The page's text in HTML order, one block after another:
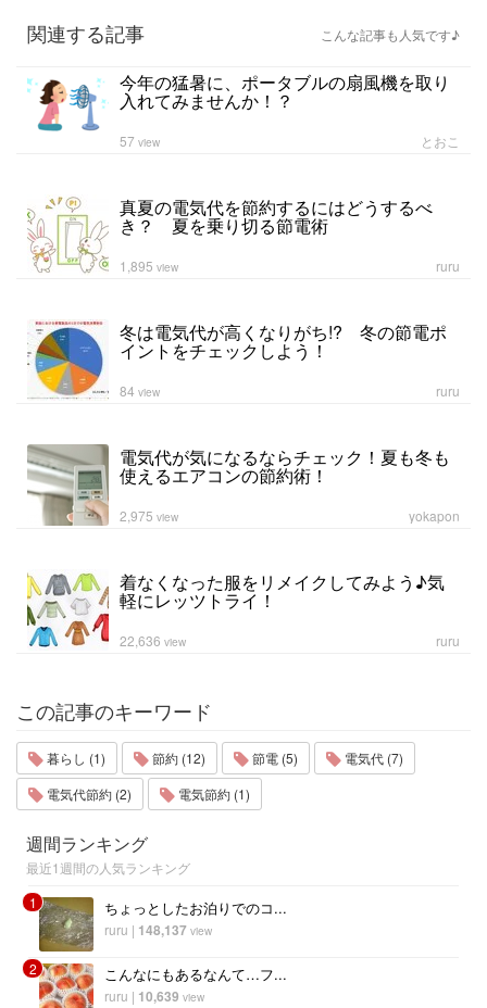
関連する記事 こんな記事も人気です♪
今年の猛暑に、ポータブルの扇風機を取り
入れてみませんか！？
とおこ
57 view
真夏の電気代を節約するにはどうするべ
き？ 夏を乗り切る節電術
ruru
1,895 view
冬は電気代が高くなりがち!? 冬の節電ポ
イントをチェックしよう！
ruru
84 view
電気代が気になるならチェック！夏も冬も
使えるエアコンの節約術！
yokapon
2,975 view
着なくなった服をリメイクしてみよう♪気
軽にレッツトライ！
ruru
22,636 view
この記事のキーワード
暮らし (1) 節約 (12) 節電 (5)
電気代 (7)
電気代節約 (2)
電気節約 (1)
週間ランキング
最近1週間の人気ランキング
1
ちょっとしたお泊りでのコ...
ruru | 148,137 view
2 こんなにもあるなんて…フ...
ruru | 10,639 view